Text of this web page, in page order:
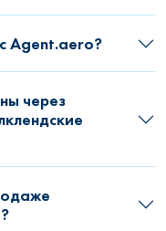
Agent.aero?
через